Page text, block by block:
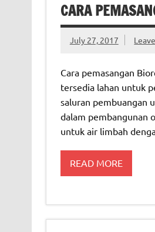
CARA
July 27, 2017
Cara pemasangan
tersedia lahan untuk
saluran pembuangan
dalam pembangunan
untuk air limbah
READ MORE